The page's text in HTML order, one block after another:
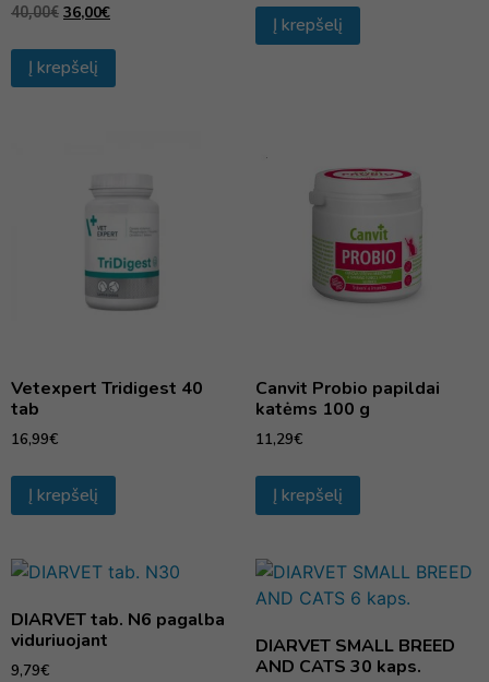
40,00€ 36,00€
Į krepšelį
Į krepšelį
Vetexpert Tridigest 40
tab
16,99€
Į krepšelį
Canvit Probio papildai
katėms 100 g
11,29€
Į krepšelį
DIARVET tab. N6 pagalba
viduriuojant
9,79€
DIARVET SMALL BREED
AND CATS 30 kaps.